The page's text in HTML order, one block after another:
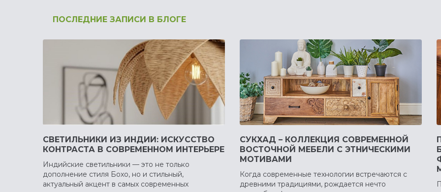
ПОСЛЕДНИЕ ЗАПИСИ В БЛОГЕ
СВЕТИЛЬНИКИ ИЗ ИНДИИ: ИСКУССТВО
КОНТРАСТА В СОВРЕМЕННОМ ИНТЕРЬЕРЕ
Индийские светильники — это не только
дополнение стиля Бохо, но и стильный,
актуальный акцент в самых современных
СУКХАД – КОЛЛЕКЦИЯ СОВРЕМЕННОЙ
ВОСТОЧНОЙ МЕБЕЛИ С ЭТНИЧЕСКИМИ
МОТИВАМИ
Когда современные технологии встречаются с
древними традициями, рождается нечто